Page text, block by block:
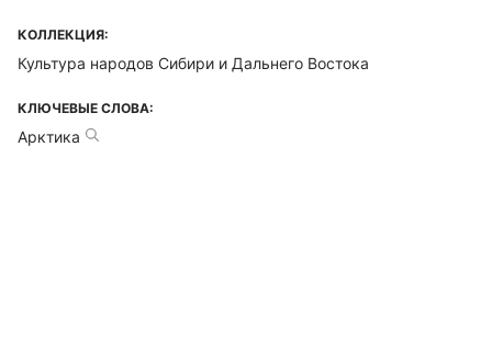
КОЛЛЕКЦИЯ:
Культура народов Сибири и Дальнего Востока
КЛЮЧЕВЫЕ СЛОВА:
Арктика